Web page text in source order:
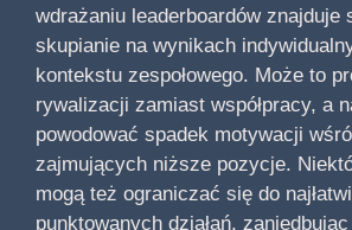
wdrażaniu leaderboardów znajduje
skupianie na wynikach
kontekstu zespołowego. Może to
rywalizacji zamiast współpracy, a
powodować spadek motywacji
zajmujących niższe pozycje.
mogą też ograniczać się do
punktowanych działań,